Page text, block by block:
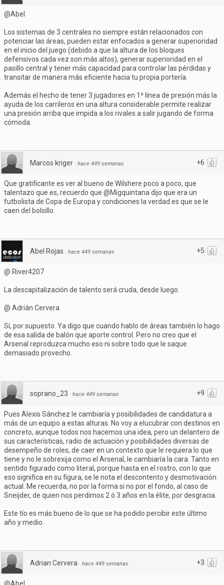
@Abel
Los sistemas de 3 centrales no siempre están relacionados con
potenciar las áreas, pueden estar enfocados a generar superioridad
en el inicio del juego (debido a que la altura de los bloques
defensivos cada vez son más altos), generar superioridad en el
pasillo central y tener más capacidad para controlar las pérdidas y
transitar de manera más eficiente hacia tu propia portería.
Además el hecho de tener 3 jugadores en 1ª línea de presión más la
ayuda de los carrileros en una altura considerable permite realizar
una presión arriba que impida a los rivales a salir jugando de forma
cómoda.
+6
Marcos kriger · hace 449 semanas
Que gratificante es ver al bueno de Wilshere poco a poco, que
talentazo que es, recuerdo que @Migquintana dijo que era un
futbolista de Copa de Europa y condiciones la verdad es que se le
caen del bolsillo.
+5
Abel Rojas · hace 449 semanas
@ River4207
La descapitalización de talento será cruda, desde luego.
@ Adrián Cervera
Sí, por supuesto. Ya digo que cuando hablo de áreas también lo hago
de esa salida de balón que aporte control. Pero no creo que el
Arsenal reproduzca mucho eso ni sobre todo que le saque
demasiado provecho.
+9
soprano_23 · hace 449 semanas
Pues Alexis Sánchez le cambiaría y posibilidades de candidatura a
más de un equipo a estas alturas. No voy a elucubrar con destinos en
concreto, aunque todos nos hacemos una idea, pero un delantero de
sus características, radio de actuación y posibilidades diversas de
desempeño de roles, de caer en un contexto que le requiera lo que
tiene y no le sobrexija como el Arsenal, le cambiaría la cara. Tanto en
sentido figurado como literal, porque hasta en el rostro, con lo que
eso significa en su figura, se le nota el descontento y desmotivación
actual. Me recuerda, no por la forma si no por el fondo, al caso de
Sneijder, de quien nos perdimos 2 ó 3 años en la élite, por desgracia.
Este tío es más bueno de lo que se ha podido percibir este último
año y medio.
+3
Adrian Cervera · hace 449 semanas